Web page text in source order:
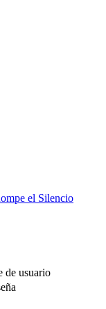
el Silencio
de usuario